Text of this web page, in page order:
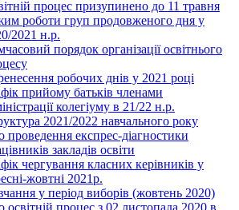
процес призупинено до 11 травня
роботи груп продовженого дня у
2021 н.р.
порядок організації освітнього
робочих днів у 2021 році
прийому батьків членами
колегіуму в 21/22 н.р.
2021/2022 навчального року
проведення експрес-діагностики
закладів освіти
чергування класних керівників у
жовтні 2021р.
у період виборів (жовтень 2020)
освітній процес з 02 листопада 2020 в